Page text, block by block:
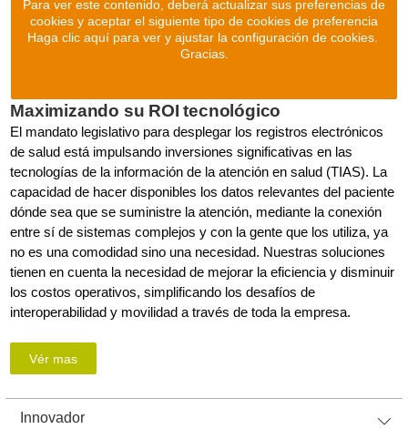
Para ver este contenido, deberá actualizar sus preferencias de
cookies y aceptar el siguiente tipo de cookies de preferencia
Haga clic aquí para ver y ajustar la configuración de cookies.
Gracias.
Maximizando su ROI tecnológico
El mandato legislativo para desplegar los registros electrónicos
de salud está impulsando inversiones significativas en las
tecnologías de la información de la atención en salud (TIAS). La
capacidad de hacer disponibles los datos relevantes del paciente
dónde sea que se suministre la atención, mediante la conexión
entre sí de sistemas complejos y con la gente que los utiliza, ya
no es una comodidad sino una necesidad. Nuestras soluciones
tienen en cuenta la necesidad de mejorar la eficiencia y disminuir
los costos operativos, simplificando los desafíos de
interoperabilidad y movilidad a través de toda la empresa.
Vér mas
Innovador